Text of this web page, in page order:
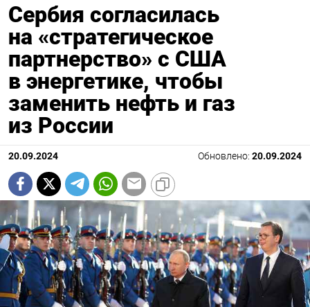
Сербия согласилась
на «стратегическое
партнерство» с США
в энергетике, чтобы
заменить нефть и газ
из России
20.09.2024 Обновлено: 20.09.2024